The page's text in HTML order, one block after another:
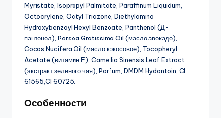
Myristate, Isopropyl Palmitate, Paraffinum Liquidum,
Octocrylene, Octyl Triazone, Diethylamino
Hydroxybenzoyl Hexyl Benzoate, Panthenol (Д-
пантенол), Persea Gratissima Oil (масло авокадо),
Cocos Nucifera Oil (масло кокосовое), Tocopheryl
Acetate (витамин Е), Camellia Sinensis Leaf Extract
(экстракт зеленого чая), Parfum, DMDM Hydantoin, CI
61565,CI 60725.
Особенности